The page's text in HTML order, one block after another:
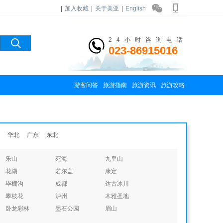
加入收藏 关于美亚 English
24小时咨询电话
023-86915016
游客问答 旅游指南 旅游资讯 旅游攻略
华北 广东 东北
乐山 死海
九皇山
花湖 若尔盖
康定
毕棚沟 成都
达古冰川
攀枝花 泸州
木雅圣地
卧龙彩林 墨石公园
眉山